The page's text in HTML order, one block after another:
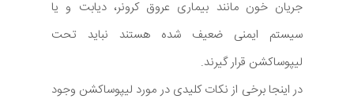
جریان خون مانند بیماری عروق کرونر، دیابت و یا
سیستم ایمنی ضعیف شده هستند نباید تحت
لیپوساکشن قرار گیرند.
در اینجا برخی از نکات کلیدی در مورد لیپوساکشن وجود